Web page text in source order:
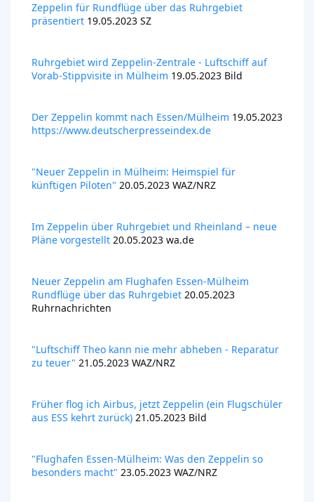
Zeppelin für Rundflüge über das Ruhrgebiet
präsentiert 19.05.2023 SZ
Ruhrgebiet wird Zeppelin-Zentrale - Luftschiff auf
Vorab-Stippvisite in Mülheim 19.05.2023 Bild
Der Zeppelin kommt nach Essen/Mülheim 19.05.2023
https://www.deutscherpresseindex.de
"Neuer Zeppelin in Mülheim: Heimspiel für
künftigen Piloten" 20.05.2023 WAZ/NRZ
Im Zeppelin über Ruhrgebiet und Rheinland – neue
Pläne vorgestellt 20.05.2023 wa.de
Neuer Zeppelin am Flughafen Essen-Mülheim
Rundflüge über das Ruhrgebiet 20.05.2023
Ruhrnachrichten
"Luftschiff Theo kann nie mehr abheben - Reparatur
zu teuer" 21.05.2023 WAZ/NRZ
Früher flog ich Airbus, jetzt Zeppelin (ein Flugschüler
aus ESS kehrt zurück) 21.05.2023 Bild
"Flughafen Essen-Mülheim: Was den Zeppelin so
besonders macht" 23.05.2023 WAZ/NRZ